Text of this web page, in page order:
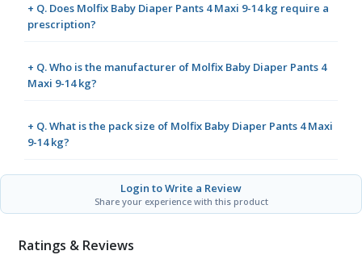
+ Q. Does Molfix Baby Diaper Pants 4 Maxi 9-14 kg require a
prescription?
+ Q. Who is the manufacturer of Molfix Baby Diaper Pants 4
Maxi 9-14 kg?
+ Q. What is the pack size of Molfix Baby Diaper Pants 4 Maxi
9-14 kg?
Login to Write a Review
Share your experience with this product
Ratings & Reviews